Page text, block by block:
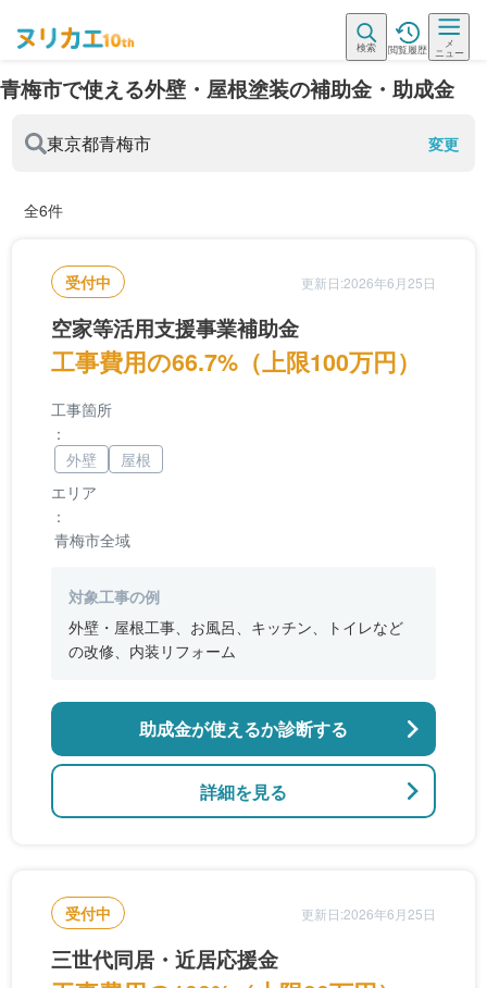
検索 閲覧履歴
メ
ニュー
青梅市で使える外壁・屋根塗装の補助金・助成金
東京都青梅市 変更
全6件
受付中 更新日:2026年6月25日
空家等活用支援事業補助金
工事費用の66.7%（上限100万円）
エリア
：
青梅市全域
工事箇所
：
外壁
屋根
対象工事の例
外壁・屋根工事、お風呂、キッチン、トイレなど
の改修、内装リフォーム
詳細を見る
助成金が使えるか診断する
受付中 更新日:2026年6月25日
三世代同居・近居応援金